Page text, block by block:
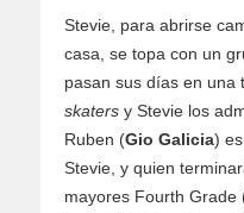
Stevie, para abrirse
casa, se topa con un
pasan sus días en una
skaters y Stevie los
Ruben (Gio Galicia)
Stevie, y quien
mayores Fourth Grade